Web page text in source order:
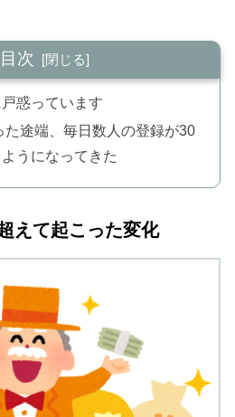
目次
惑っています
た途端、毎日数人の登録が30
うになってきた
えて起こった変化